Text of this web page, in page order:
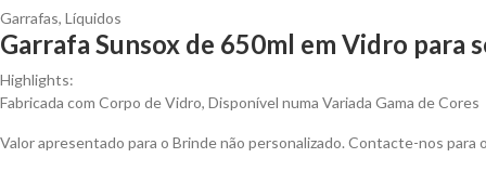
Garrafas, Líquidos
Garrafa Sunsox de 650ml em Vidro para
Highlights:
Fabricada com Corpo de Vidro, Disponível numa Variada Gama de Cores
Valor apresentado para o Brinde não personalizado. Contacte-nos